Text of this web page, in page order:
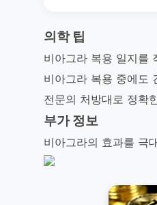
의학 팁
비아그라 복용 일지를
비아그라 복용 중에도
전문의 처방대로 정확
부가 정보
비아그라의 효과를 극